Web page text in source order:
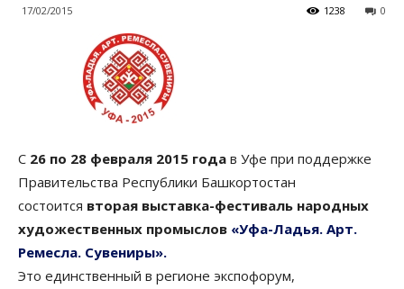
17/02/2015 0
1238
С 26 по 28 февраля 2015 года в Уфе при поддержке
Правительства Республики Башкортостан
состоится вторая выставка-фестиваль народных
художественных промыслов «Уфа-Ладья. Арт.
Ремесла. Сувениры».
Это единственный в регионе экспофорум,